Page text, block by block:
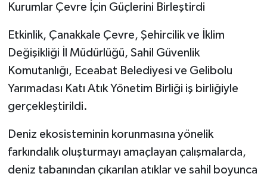
Kurumlar Çevre İçin Güçlerini Birleştirdi
Etkinlik, Çanakkale Çevre, Şehircilik ve İklim
Değişikliği İl Müdürlüğü, Sahil Güvenlik
Komutanlığı, Eceabat Belediyesi ve Gelibolu
Yarımadası Katı Atık Yönetim Birliği iş birliğiyle
gerçekleştirildi.
Deniz ekosisteminin korunmasına yönelik
farkındalık oluşturmayı amaçlayan çalışmalarda,
deniz tabanından çıkarılan atıklar ve sahil boyunca